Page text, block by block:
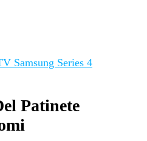
Samsung Series 4
Patinete